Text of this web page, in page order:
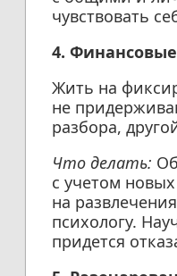
чувствовать
4.
Жить на
не
разбора,
Что делать:
с учетом
на
психологу.
придется